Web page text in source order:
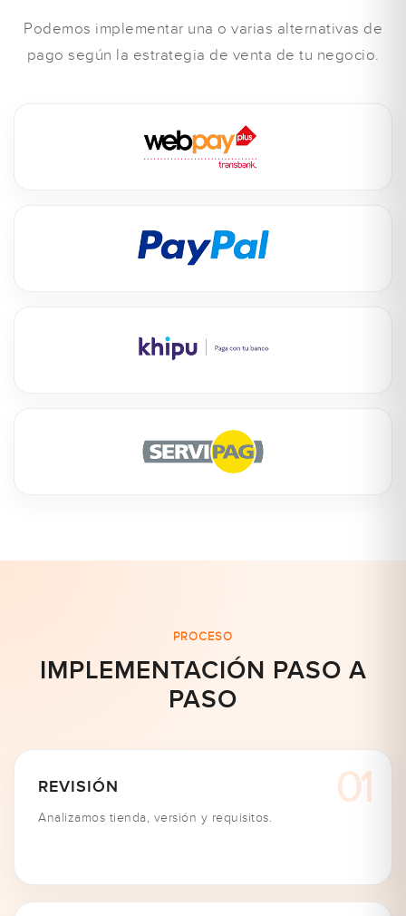
Podemos implementar una o varias alternativas de
pago según la estrategia de venta de tu negocio.
PROCESO
IMPLEMENTACIÓN PASO A
PASO
REVISIÓN
Analizamos tienda, versión y requisitos.